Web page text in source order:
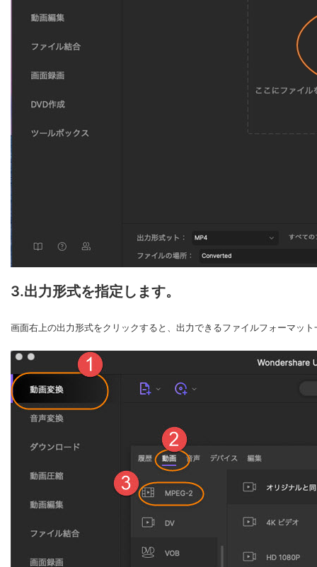
3.出力形式を指定します。
画面右上の出力形式をクリックすると、出力できるファイルフォーマッ